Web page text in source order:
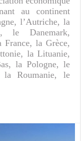
au continent
l’Autriche, la
le Danemark,
France, la Grèce,
la Lituanie,
la Pologne, le
la Roumanie, le